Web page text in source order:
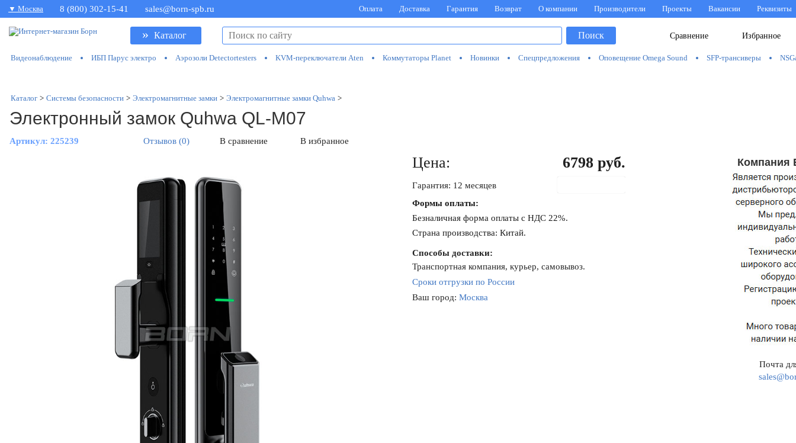
▼ Москва 8 (800) 302-15-41 sales@born-spb.ru Оплата Доставка Гарантия Возврат О компании Производители Проекты Вакансии Реквизиты
» Каталог Избранное
Сравнение
Поиск
Видеонаблюдение ИБП Парус электро Аэрозоли Detectortesters KVM-переключатели Aten Коммутаторы Planet Новинки Спецпредложения Оповещение Omega Sound SFP-трансиверы
Каталог > Системы безопасности > Электромагнитные замки > Электромагнитные замки Quhwa >
Электронный замок Quhwa QL-M07
Артикул: 225239 Отзывов (0) В сравнение В избранное
Цена: 6798 руб.
Гарантия: 12 месяцев
Формы оплаты:
Безналичная форма оплаты с НДС 22%.
Страна производства: Китай.
Способы доставки:
Транспортная компания, курьер, самовывоз.
Сроки отгрузки по России
Ваш город: Москва
Компания
Почта